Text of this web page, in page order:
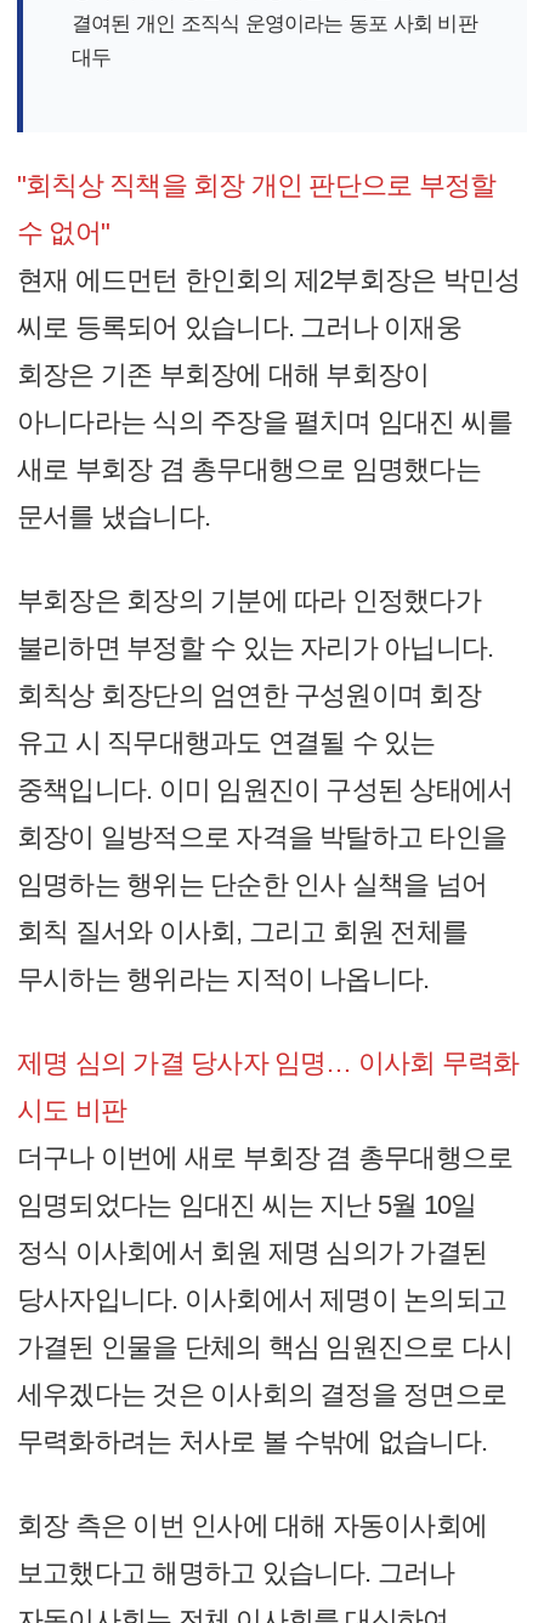
결여된 개인 조직식 운영이라는 동포 사회 비판
대두
"회칙상 직책을 회장 개인 판단으로 부정할
수 없어"
현재 에드먼턴 한인회의 제2부회장은 박민성
씨로 등록되어 있습니다. 그러나 이재웅
회장은 기존 부회장에 대해 부회장이
아니다라는 식의 주장을 펼치며 임대진 씨를
새로 부회장 겸 총무대행으로 임명했다는
문서를 냈습니다.
부회장은 회장의 기분에 따라 인정했다가
불리하면 부정할 수 있는 자리가 아닙니다.
회칙상 회장단의 엄연한 구성원이며 회장
유고 시 직무대행과도 연결될 수 있는
중책입니다. 이미 임원진이 구성된 상태에서
회장이 일방적으로 자격을 박탈하고 타인을
임명하는 행위는 단순한 인사 실책을 넘어
회칙 질서와 이사회, 그리고 회원 전체를
무시하는 행위라는 지적이 나옵니다.
제명 심의 가결 당사자 임명… 이사회 무력화
시도 비판
더구나 이번에 새로 부회장 겸 총무대행으로
임명되었다는 임대진 씨는 지난 5월 10일
정식 이사회에서 회원 제명 심의가 가결된
당사자입니다. 이사회에서 제명이 논의되고
가결된 인물을 단체의 핵심 임원진으로 다시
세우겠다는 것은 이사회의 결정을 정면으로
무력화하려는 처사로 볼 수밖에 없습니다.
회장 측은 이번 인사에 대해 자동이사회에
보고했다고 해명하고 있습니다. 그러나